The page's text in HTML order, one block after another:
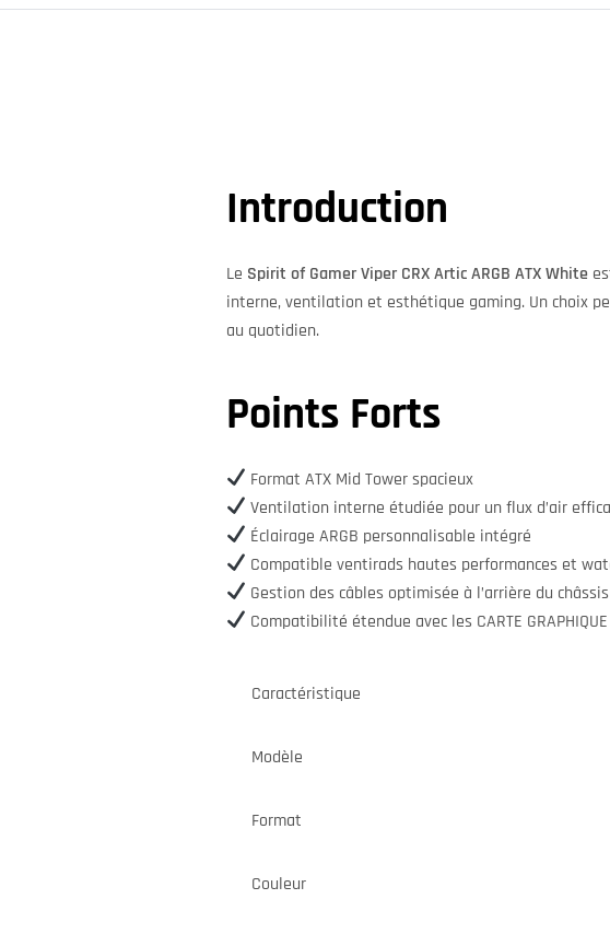
Introduction
Le Spirit of Gamer Viper CRX Artic ARGB ATX White
interne, ventilation et esthétique gaming. Un choix
au quotidien.
Points Forts
Format ATX Mid Tower spacieux
Ventilation interne étudiée pour un flux d’air
Éclairage ARGB personnalisable intégré
Compatible ventirads hautes performances et
Gestion des câbles optimisée à l’arrière du châssis
Compatibilité étendue avec les CARTE
Caractéristique
Modèle
Format
Couleur